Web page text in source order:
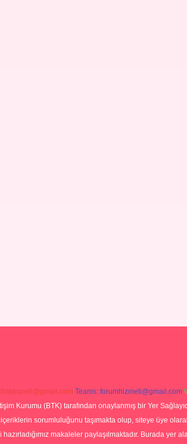
Teams: forumhizmeti@gmail.com
Kurumu (BTK) tarafından onaylanmış bir Yer
sorumluluğunu taşımakta olup, siteye üye
makaleler paylaşılmaktadır. Burada